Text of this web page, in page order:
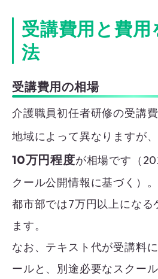
受講費用と費
法
受講費用の相場
介護職員初任者研修の受講
地域によって異なりますが
10万円程度が相場です（
クール公開情報に基づく）。
都市部では7万円以上になる
ます。
なお、テキスト代が受講料
ールと、別途必要なスクー